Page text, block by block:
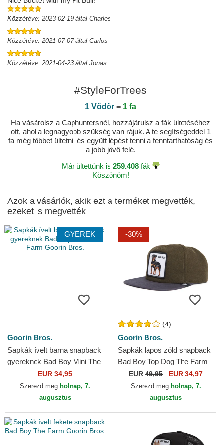
Közzétéve: 2023-02-19 által Charles
Közzétéve: 2021-07-07 által Carlos
Közzétéve: 2021-04-23 által Jonas
#StyleForTrees
1 Vödör = 1 fa
Ha vásárolsz a Caphuntersnél, hozzájárulsz a fák ültetéséhez
ott, ahol a legnagyobb szükség van rájuk. A te segítségeddel 1
fa még többet ültetni, és együtt lépést tenni a fenntarthatóság és
a jobb jövő felé.
Már ültettünk is 259.408fák
Köszönöm!
Azok a vásárlók, akik ezt a terméket megvették,
ezeket is megvették
GYEREK
Goorin Bros.
Sapkák ívelt barna snapback
gyereknek Bad Boy Mini The
Farm Goorin Bros.
EUR 34,95
Szerezd meg holnap, 7.
augusztus
-30%
(4)
Goorin Bros.
Sapkák lapos zöld snapback
Bad Boy Top Dog The Farm
Flats The Farm Goorin Bros.
EUR 49,95 EUR 34,97
Szerezd meg holnap, 7.
augusztus